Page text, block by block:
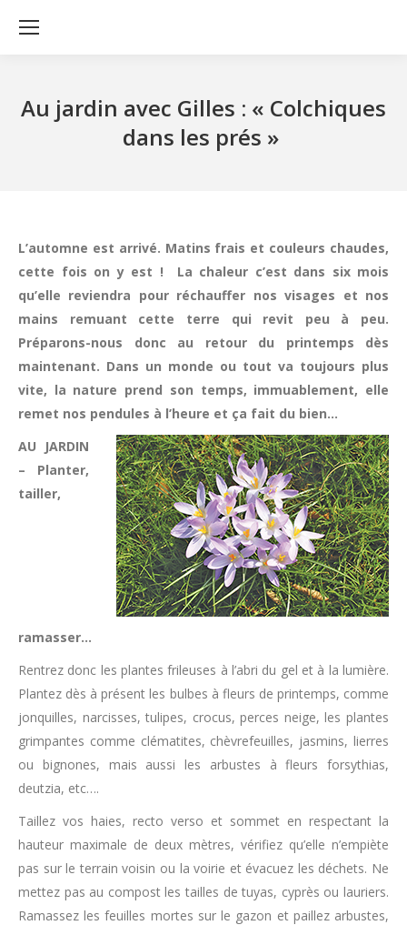
Au jardin avec Gilles : « Colchiques
dans les prés »
L’automne est arrivé. Matins frais et couleurs chaudes,
cette fois on y est ! La chaleur c’est dans six mois
qu’elle reviendra pour réchauffer nos visages et nos
mains remuant cette terre qui revit peu à peu.
Préparons-nous donc au retour du printemps dès
maintenant. Dans un monde ou tout va toujours plus
vite, la nature prend son temps, immuablement, elle
remet nos pendules à l’heure et ça fait du bien…
AU JARDIN
– Planter,
tailler,
ramasser…
Rentrez donc les plantes frileuses à l’abri du gel et à la lumière.
Plantez dès à présent les bulbes à fleurs de printemps, comme
jonquilles, narcisses, tulipes, crocus, perces neige, les plantes
grimpantes comme clématites, chèvrefeuilles, jasmins, lierres
ou bignones, mais aussi les arbustes à fleurs forsythias,
deutzia, etc….
Taillez vos haies, recto verso et sommet en respectant la
hauteur maximale de deux mètres, vérifiez qu’elle n’empiète
pas sur le terrain voisin ou la voirie et évacuez les déchets. Ne
mettez pas au compost les tailles de tuyas, cyprès ou lauriers.
Ramassez les feuilles mortes sur le gazon et paillez arbustes,